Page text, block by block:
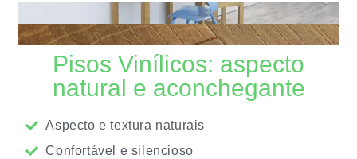
Pisos Vinílicos: aspecto
natural e aconchegante
Aspecto e textura naturais
Confortável e silencioso